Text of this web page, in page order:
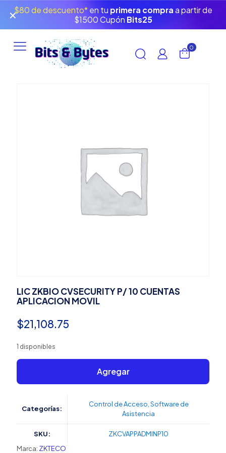
$80 de descuento*en tu primera compra a partir de
$1500 Cupón Bits25
✕
0
LIC ZKBIO CVSECURITY P/ 10 CUENTAS
APLICACION MOVIL
$21,108.75
1 disponibles
Agregar
Categorías:
Control de Acceso Software de
Asistencia
SKU:
ZKCVAPPADMINP10
Marca: ZKTECO